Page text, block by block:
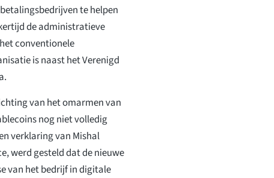
te helpen
de administratieve
conventionele
is naast het Verenigd
van het omarmen van
nog niet volledig
verklaring van Mishal
werd gesteld dat de nieuwe
van het bedrijf in digitale